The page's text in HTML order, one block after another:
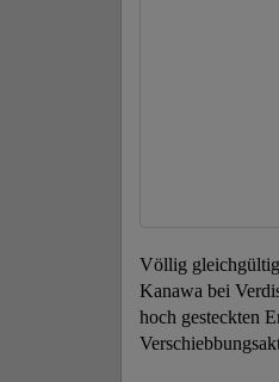
Völlig
Kanawa bei
hoch gesteckten